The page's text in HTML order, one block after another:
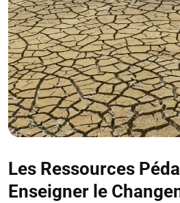
Les Ressources
Enseigner le